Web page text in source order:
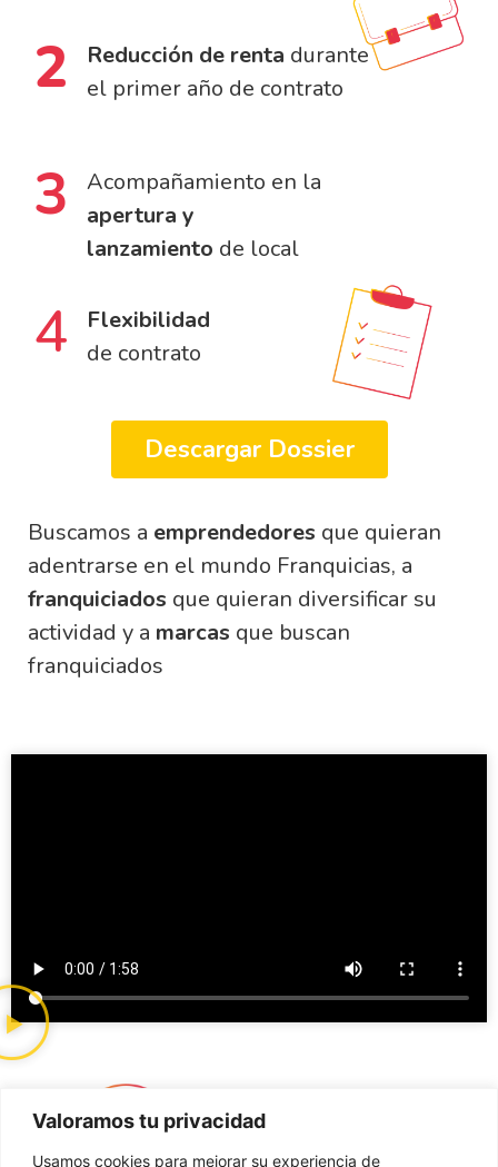
Valoramos tu privacidad
Usamos cookies para mejorar su experiencia de
2 Reducción de renta durante
el primer año de contrato
3
Acompañamiento en la
apertura y
lanzamiento de local
4
Flexibilidad
de contrato
Descargar Dossier
Buscamos a emprendedores que quieran
adentrarse en el mundo Franquicias, a
franquiciados que quieran diversificar su
actividad y a marcas que buscan
franquiciados